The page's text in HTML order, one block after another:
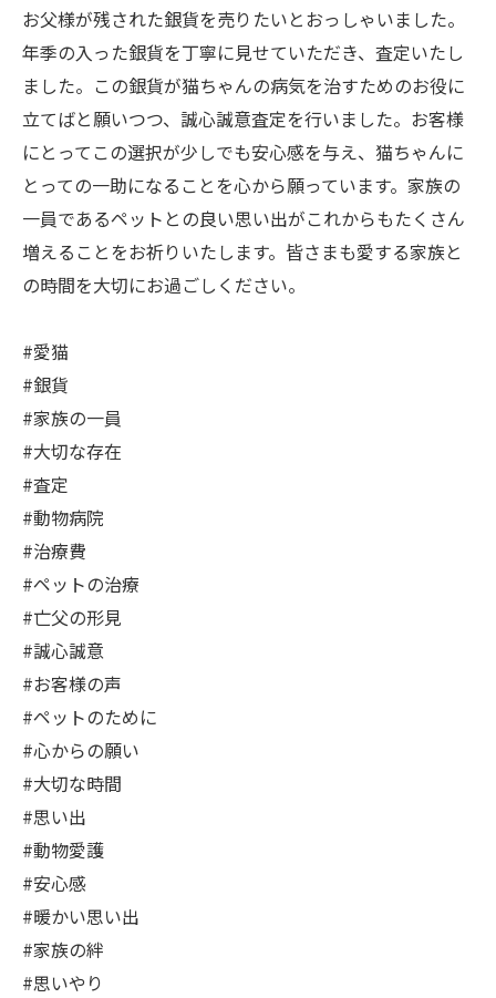
お父様が残された銀貨を売りたいとおっしゃいました。
年季の入った銀貨を丁寧に見せていただき、査定いたし
ました。この銀貨が猫ちゃんの病気を治すためのお役に
立てばと願いつつ、誠心誠意査定を行いました。お客様
にとってこの選択が少しでも安心感を与え、猫ちゃんに
とっての一助になることを心から願っています。家族の
一員であるペットとの良い思い出がこれからもたくさん
増えることをお祈りいたします。皆さまも愛する家族と
の時間を大切にお過ごしください。
#愛猫
#銀貨
#家族の一員
#大切な存在
#査定
#動物病院
#治療費
#ペットの治療
#亡父の形見
#誠心誠意
#お客様の声
#ペットのために
#心からの願い
#大切な時間
#思い出
#動物愛護
#安心感
#暖かい思い出
#家族の絆
#思いやり